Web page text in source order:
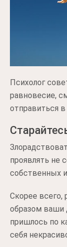
Психолог
равновесие,
отправиться
проявлять не
собственных
Скорее
образом ваши
пришлось по
себя